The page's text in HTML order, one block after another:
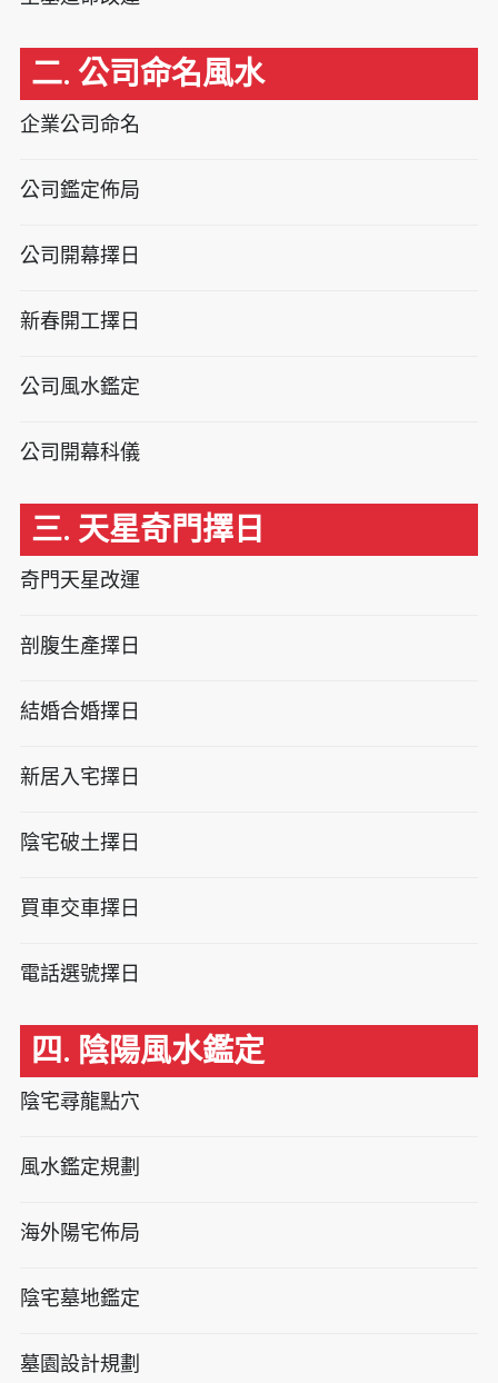
二. 公司命名風水
企業公司命名
公司鑑定佈局
公司開幕擇日
新春開工擇日
公司風水鑑定
公司開幕科儀
三. 天星奇門擇日
奇門天星改運
剖腹生產擇日
結婚合婚擇日
新居入宅擇日
陰宅破土擇日
買車交車擇日
電話選號擇日
四. 陰陽風水鑑定
陰宅尋龍點穴
風水鑑定規劃
海外陽宅佈局
陰宅墓地鑑定
墓園設計規劃